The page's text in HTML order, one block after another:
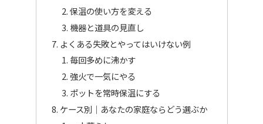
保温の使い方を変える
機器と道具の見直し
よくある失敗とやってはいけない例
毎回多めに沸かす
強火で一気にやる
ポットを常時保温にする
ケース別｜あなたの家庭ならどう選ぶか